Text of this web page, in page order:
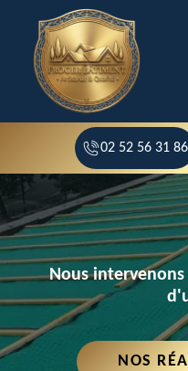
02 52 56 31 86
Nous
NOS